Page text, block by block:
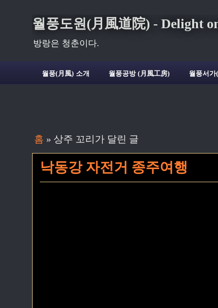
월풍도원(月風道院) - Delight
방랑은 청춘이다.
월풍(月風) 소개 월풍공방 (月風工房) 월풍서
홈 » 상주 꼬리가 달린 글
낙동강 자전거 종주여행